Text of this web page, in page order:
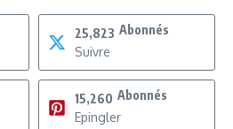
25,823 Abonnés
Suivre
15,260 Abonnés
Epingler